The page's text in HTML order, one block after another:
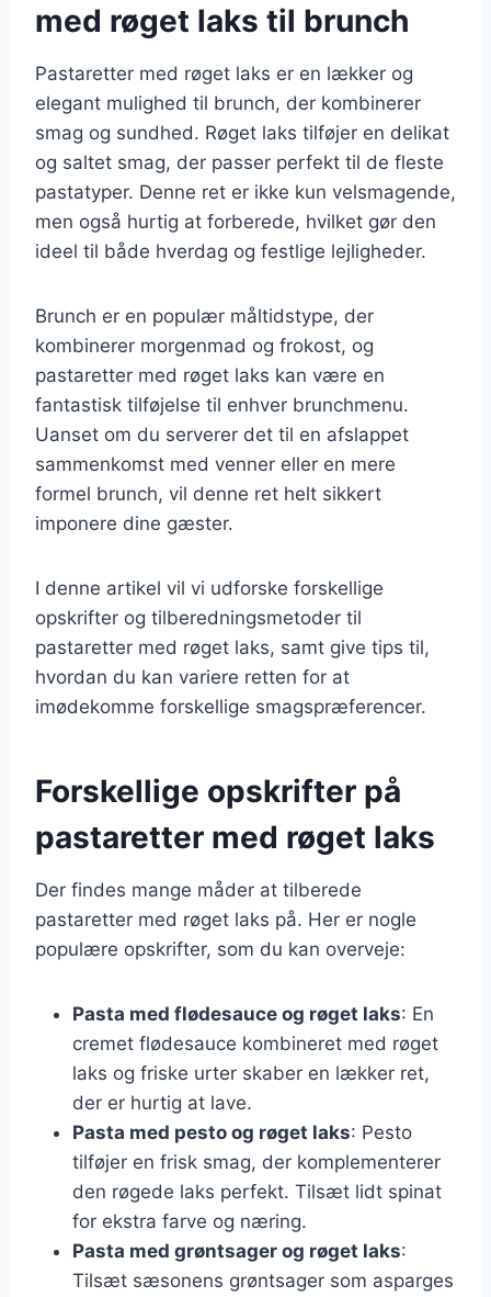
med røget laks til brunch
Pastaretter med røget laks er en lækker og
elegant mulighed til brunch, der kombinerer
smag og sundhed. Røget laks tilføjer en delikat
og saltet smag, der passer perfekt til de fleste
pastatyper. Denne ret er ikke kun velsmagende,
men også hurtig at forberede, hvilket gør den
ideel til både hverdag og festlige lejligheder.
Brunch er en populær måltidstype, der
kombinerer morgenmad og frokost, og
pastaretter med røget laks kan være en
fantastisk tilføjelse til enhver brunchmenu.
Uanset om du serverer det til en afslappet
sammenkomst med venner eller en mere
formel brunch, vil denne ret helt sikkert
imponere dine gæster.
I denne artikel vil vi udforske forskellige
opskrifter og tilberedningsmetoder til
pastaretter med røget laks, samt give tips til,
hvordan du kan variere retten for at
imødekomme forskellige smagspræferencer.
Forskellige opskrifter på
pastaretter med røget laks
Der findes mange måder at tilberede
pastaretter med røget laks på. Her er nogle
populære opskrifter, som du kan overveje:
Pasta med flødesauce og røget laks: En
cremet flødesauce kombineret med røget
laks og friske urter skaber en lækker ret,
der er hurtig at lave.
Pasta med pesto og røget laks: Pesto
tilføjer en frisk smag, der komplementerer
den røgede laks perfekt. Tilsæt lidt spinat
for ekstra farve og næring.
Pasta med grøntsager og røget laks:
Tilsæt sæsonens grøntsager som asparges